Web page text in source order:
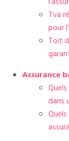
Tva
pour
Toit
Assurance
dans